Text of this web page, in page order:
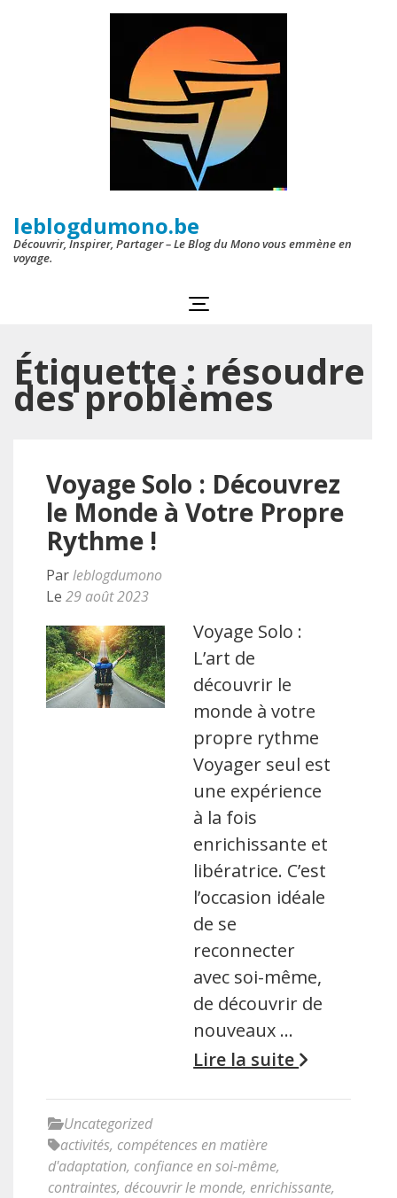
leblogdumono.be
Découvrir, Inspirer, Partager – Le Blog du Mono vous emmène en
voyage.
Étiquette : résoudre
des problèmes
Voyage Solo : Découvrez
le Monde à Votre Propre
Rythme !
Parleblogdumono
Le 29 août 2023
Voyage Solo :
L’art de
découvrir le
monde à votre
propre rythme
Voyager seul est
une expérience
à la fois
enrichissante et
libératrice. C’est
l’occasion idéale
de se
reconnecter
avec soi-même,
de découvrir de
nouveaux …
Lire la suite
Uncategorized
activités, compétences en matière
d'adaptation, confiance en soi-même,
contraintes, découvrir le monde, enrichissante,